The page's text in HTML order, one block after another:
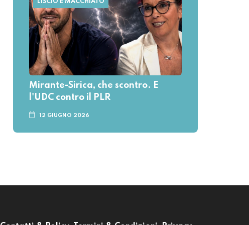
Mirante-Sirica, che scontro. E
l'UDC contro il PLR
12 GIUGNO 2026